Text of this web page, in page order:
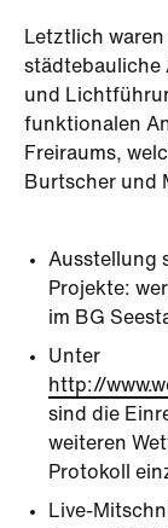
Letztlich
städtebauliche
und
funktionalen
Freiraums,
Burtscher und
Ausstellung
Projekte:
im BG
Unter
http://
sind die
weiteren
Protokoll
Live-